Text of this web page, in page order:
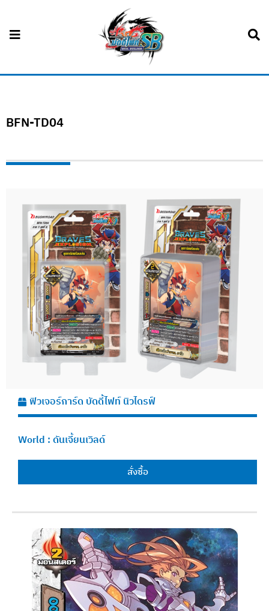
BFN-TD04
ฟิวเจอร์การ์ด บัดดี้ไฟท์ นิวไดรฟ์
World :ดันเจี้ยนเวิลด์
สั่งซื้อ